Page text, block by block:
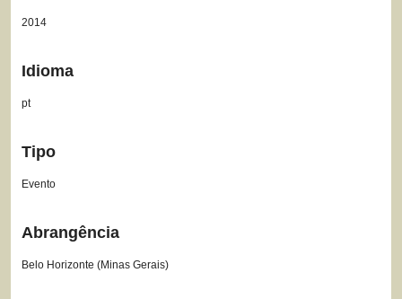
2014
Idioma
pt
Tipo
Evento
Abrangência
Belo Horizonte (Minas Gerais)